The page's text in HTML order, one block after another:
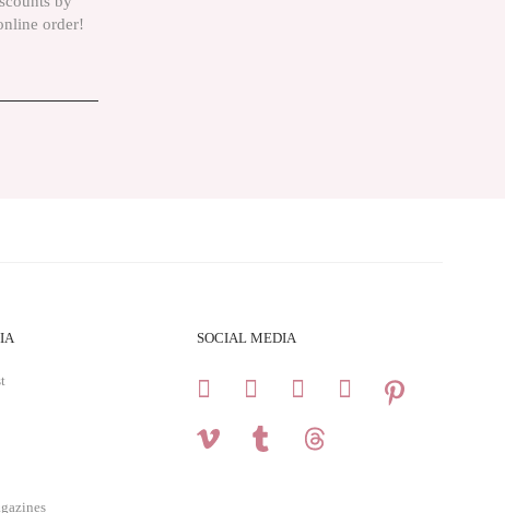
order!
SOCIAL MEDIA